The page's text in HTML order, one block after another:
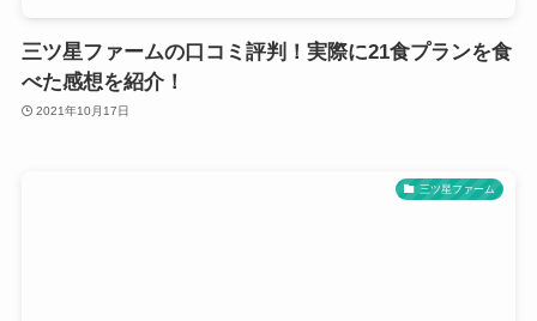
三ツ星ファームの口コミ評判！実際に21食プランを食
べた感想を紹介！
2021年10月17日
三ツ星ファーム